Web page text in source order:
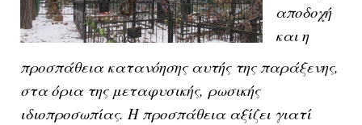
αποδοχή
και η
προσπάθεια κατανόησης αυτής της παράξενης,
στα όρια της μεταφυσικής, ρωσικής
ιδιοπροσωπίας. Η προσπάθεια αξίζει γιατί